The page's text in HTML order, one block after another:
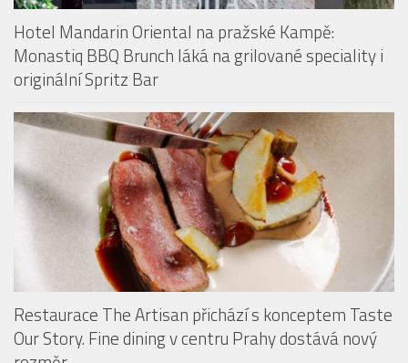
Hotel Mandarin Oriental na pražské Kampě:
Monastiq BBQ Brunch láká na grilované speciality i
originální Spritz Bar